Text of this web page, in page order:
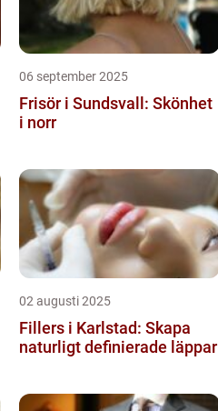
06 september 2025
Frisör i Sundsvall: Skönhet
i norr
02 augusti 2025
Fillers i Karlstad: Skapa
naturligt definierade läppar